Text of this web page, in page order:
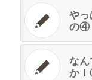
や
の④
な
か